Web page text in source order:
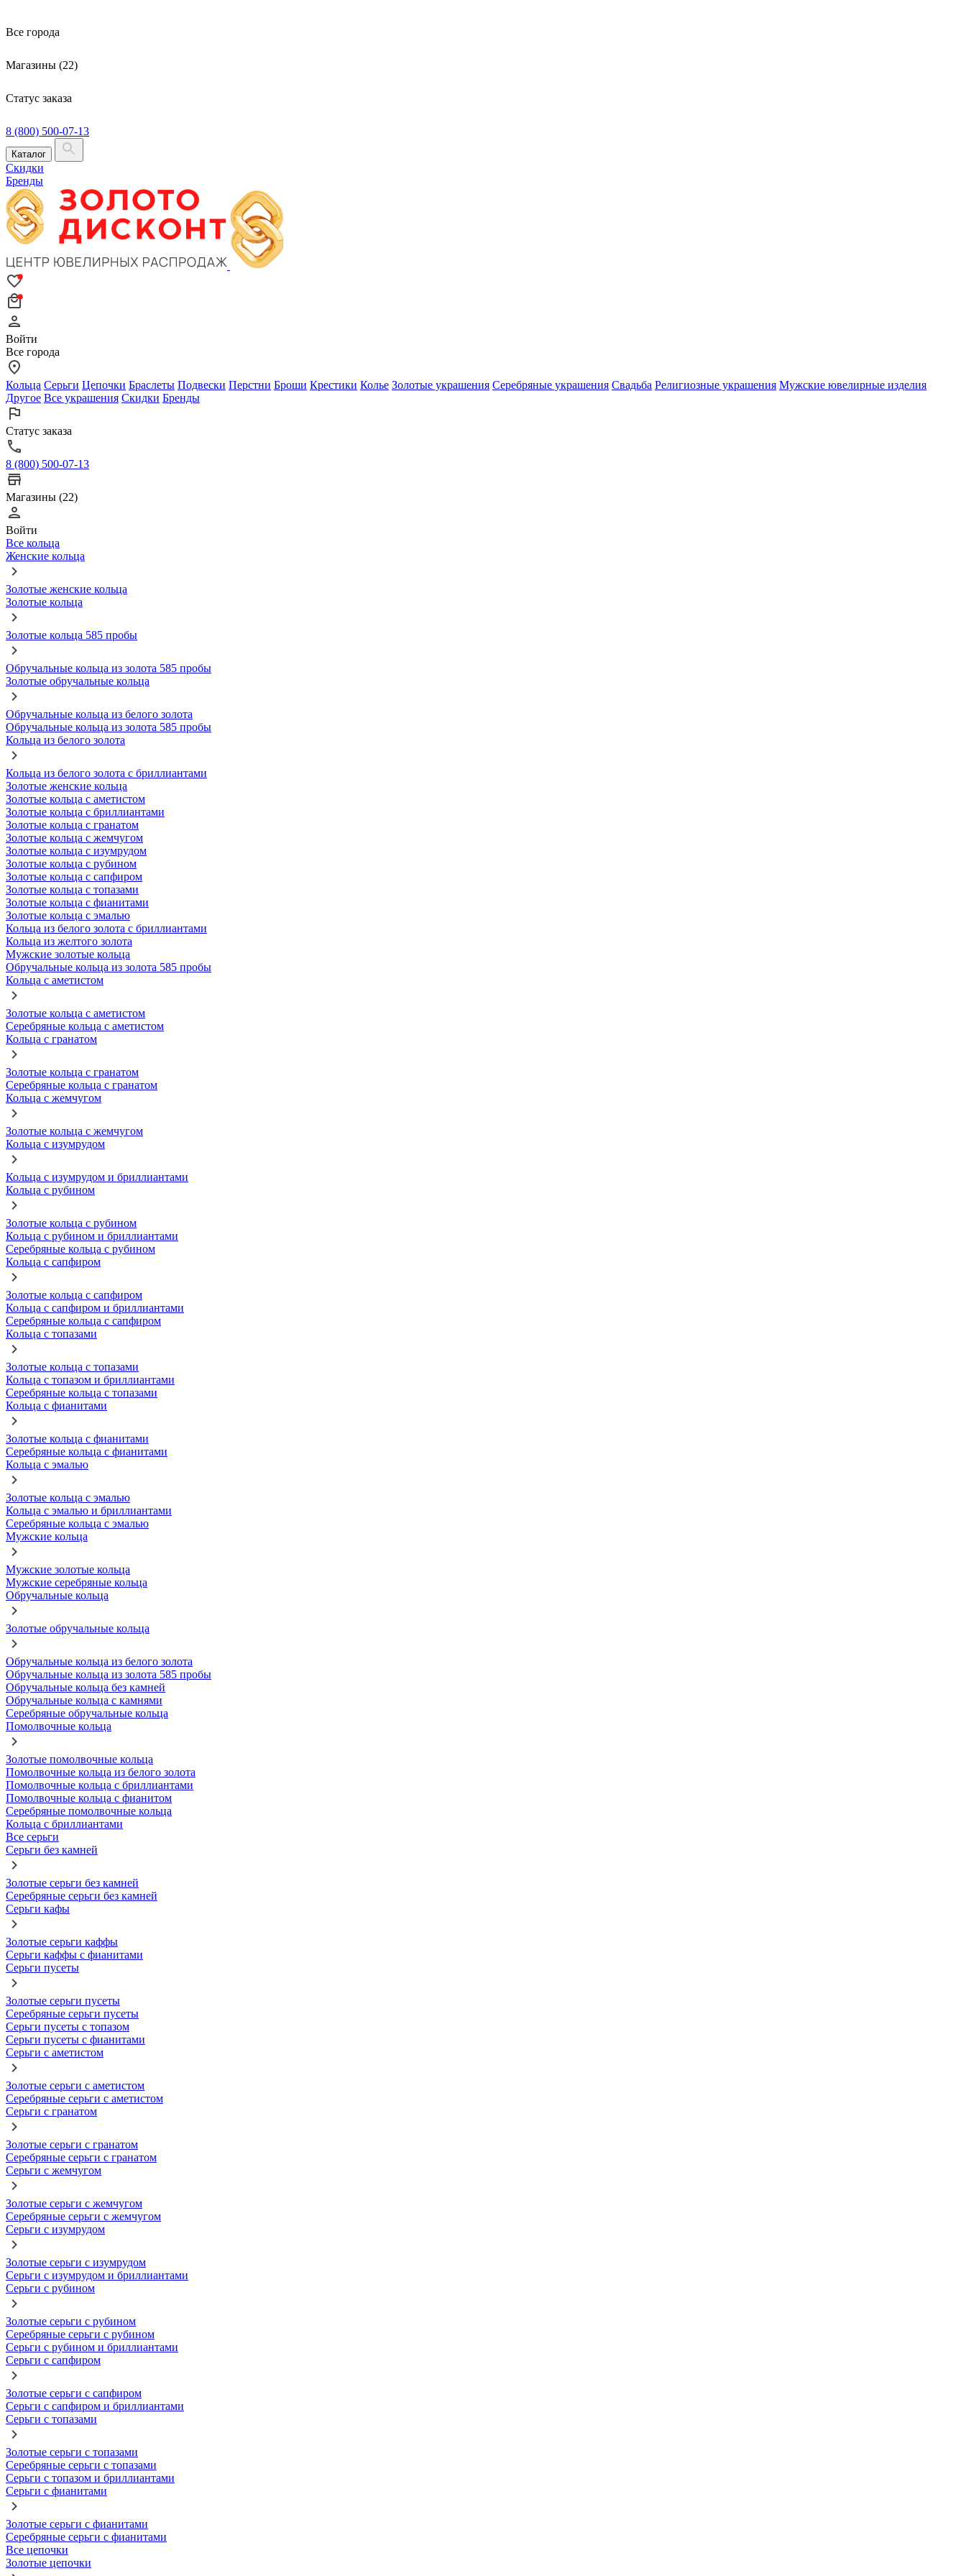
Все города
Магазины (22)
Статус заказа
8 (800) 500-07-13
Каталог
Скидки
Бренды
Войти
Все города
Кольца Серьги Цепочки Браслеты Подвески Перстни Броши Крестики Колье Золотые украшения Серебряные украшения Свадьба Религиозные украшения Мужские ювелирные изделия
Другое Все украшения Скидки Бренды
Статус заказа
8 (800) 500-07-13
Магазины (22)
Войти
Все кольца
Женские кольца
Золотые женские кольца
Золотые кольца
Золотые кольца 585 пробы
Обручальные кольца из золота 585 пробы
Золотые обручальные кольца
Обручальные кольца из белого золота
Обручальные кольца из золота 585 пробы
Кольца из белого золота
Кольца из белого золота с бриллиантами
Золотые женские кольца
Золотые кольца с аметистом
Золотые кольца с бриллиантами
Золотые кольца с гранатом
Золотые кольца с жемчугом
Золотые кольца с изумрудом
Золотые кольца с рубином
Золотые кольца с сапфиром
Золотые кольца с топазами
Золотые кольца с фианитами
Золотые кольца с эмалью
Кольца из белого золота с бриллиантами
Кольца из желтого золота
Мужские золотые кольца
Обручальные кольца из золота 585 пробы
Кольца с аметистом
Золотые кольца с аметистом
Серебряные кольца с аметистом
Кольца с гранатом
Золотые кольца с гранатом
Серебряные кольца с гранатом
Кольца с жемчугом
Золотые кольца с жемчугом
Кольца с изумрудом
Кольца с изумрудом и бриллиантами
Кольца с рубином
Золотые кольца с рубином
Кольца с рубином и бриллиантами
Серебряные кольца с рубином
Кольца с сапфиром
Золотые кольца с сапфиром
Кольца с сапфиром и бриллиантами
Серебряные кольца с сапфиром
Кольца с топазами
Золотые кольца с топазами
Кольца с топазом и бриллиантами
Серебряные кольца с топазами
Кольца с фианитами
Золотые кольца с фианитами
Серебряные кольца с фианитами
Кольца с эмалью
Золотые кольца с эмалью
Кольца с эмалью и бриллиантами
Серебряные кольца с эмалью
Мужские кольца
Мужские золотые кольца
Мужские серебряные кольца
Обручальные кольца
Золотые обручальные кольца
Обручальные кольца из белого золота
Обручальные кольца из золота 585 пробы
Обручальные кольца без камней
Обручальные кольца с камнями
Серебряные обручальные кольца
Помолвочные кольца
Золотые помолвочные кольца
Помолвочные кольца из белого золота
Помолвочные кольца с бриллиантами
Помолвочные кольца с фианитом
Серебряные помолвочные кольца
Кольца с бриллиантами
Все серьги
Серьги без камней
Золотые серьги без камней
Серебряные серьги без камней
Серьги кафы
Золотые серьги каффы
Серьги каффы с фианитами
Серьги пусеты
Золотые серьги пусеты
Серебряные серьги пусеты
Серьги пусеты с топазом
Серьги пусеты с фианитами
Серьги с аметистом
Золотые серьги с аметистом
Серебряные серьги с аметистом
Серьги с гранатом
Золотые серьги с гранатом
Серебряные серьги с гранатом
Серьги с жемчугом
Золотые серьги с жемчугом
Серебряные серьги с жемчугом
Серьги с изумрудом
Золотые серьги с изумрудом
Серьги с изумрудом и бриллиантами
Серьги с рубином
Золотые серьги с рубином
Серебряные серьги с рубином
Серьги с рубином и бриллиантами
Серьги с сапфиром
Золотые серьги с сапфиром
Серьги с сапфиром и бриллиантами
Серьги с топазами
Золотые серьги с топазами
Серебряные серьги с топазами
Серьги с топазом и бриллиантами
Серьги с фианитами
Золотые серьги с фианитами
Серебряные серьги с фианитами
Все цепочки
Золотые цепочки